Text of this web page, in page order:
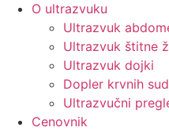
O ultrazvuku
Ultrazvuk
Ultrazvuk štitne
Ultrazvuk dojki
Dopler krvnih
Ultrazvučni
Cenovnik